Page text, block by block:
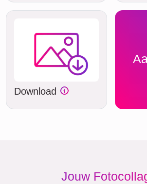
Download
Jouw